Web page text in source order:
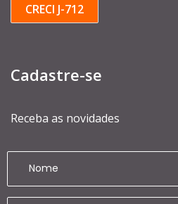
CRECI J-712
Cadastre-se
Receba as novidades